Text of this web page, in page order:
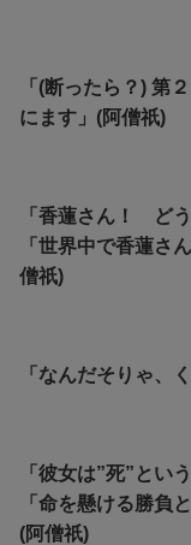
「(断ったら？) 第
にます」(阿僧祇)
「香蓮さん！ ど
「世界中で香蓮さ
僧祇)
「なんだそりゃ、
「彼女は”死”とい
「命を懸ける勝負
(阿僧祇)